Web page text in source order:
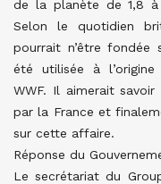
de la planète de 1,8 à
Selon le quotidien
pourrait n’être fondée
été utilisée à l’origine
WWF. Il aimerait
par la France et
sur cette affaire.
Réponse du
Le secrétariat du